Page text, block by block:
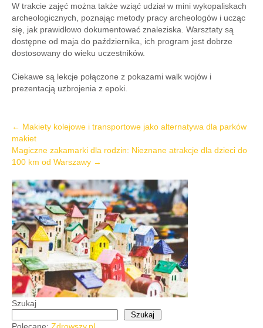
W trakcie zajęć można także wziąć udział w mini wykopaliskach
archeologicznych, poznając metody pracy archeologów i ucząc
się, jak prawidłowo dokumentować znaleziska. Warsztaty są
dostępne od maja do października, ich program jest dobrze
dostosowany do wieku uczestników.
Ciekawe są lekcje połączone z pokazami walk wojów i
prezentacją uzbrojenia z epoki.
Post
navigation
← Makiety kolejowe i transportowe jako alternatywa dla parków
makiet
Magiczne zakamarki dla rodzin: Nieznane atrakcje dla dzieci do
100 km od Warszawy →
Szukaj
Szukaj
Polecane: Zdrowszy.pl